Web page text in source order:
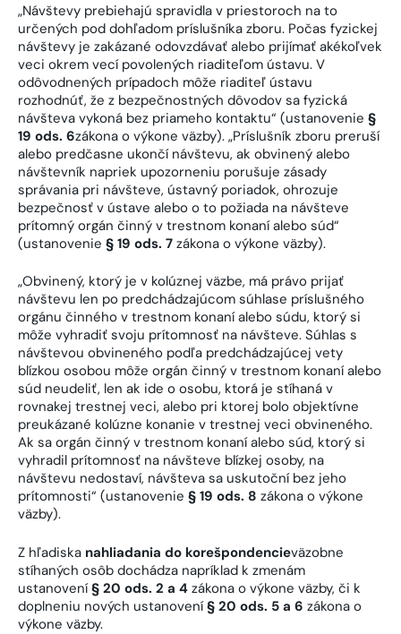
„Návštevy prebiehajú spravidla v priestoroch na to
určených pod dohľadom príslušníka zboru. Počas fyzickej
návštevy je zakázané odovzdávať alebo prijímať akékoľvek
veci okrem vecí povolených riaditeľom ústavu. V
odôvodnených prípadoch môže riaditeľ ústavu
rozhodnúť, že z bezpečnostných dôvodov sa fyzická
návšteva vykoná bez priameho kontaktu“ (ustanovenie §
19 ods. 6zákona o výkone väzby). „Príslušník zboru preruší
alebo predčasne ukončí návštevu, ak obvinený alebo
návštevník napriek upozorneniu porušuje zásady
správania pri návšteve, ústavný poriadok, ohrozuje
bezpečnosť v ústave alebo o to požiada na návšteve
prítomný orgán činný v trestnom konaní alebo súd“
(ustanovenie § 19 ods. 7 zákona o výkone väzby).
„Obvinený, ktorý je v kolúznej väzbe, má právo prijať
návštevu len po predchádzajúcom súhlase príslušného
orgánu činného v trestnom konaní alebo súdu, ktorý si
môže vyhradiť svoju prítomnosť na návšteve. Súhlas s
návštevou obvineného podľa predchádzajúcej vety
blízkou osobou môže orgán činný v trestnom konaní alebo
súd neudeliť, len ak ide o osobu, ktorá je stíhaná v
rovnakej trestnej veci, alebo pri ktorej bolo objektívne
preukázané kolúzne konanie v trestnej veci obvineného.
Ak sa orgán činný v trestnom konaní alebo súd, ktorý si
vyhradil prítomnosť na návšteve blízkej osoby, na
návštevu nedostaví, návšteva sa uskutoční bez jeho
prítomnosti“ (ustanovenie § 19 ods. 8 zákona o výkone
väzby).
Z hľadiska nahliadania do korešpondencieväzobne
stíhaných osôb dochádza napríklad k zmenám
ustanovení§ 20 ods. 2 a 4 zákona o výkone väzby, či k
doplneniu nových ustanovení§ 20 ods. 5 a 6 zákona o
výkone väzby.